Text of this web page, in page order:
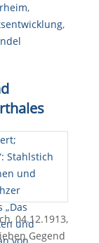
,
,
04.12.1913,
Gegend